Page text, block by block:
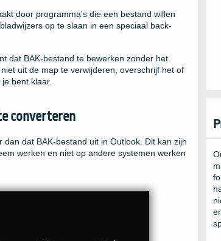
door programma's die een bestand willen
op te slaan in een speciaal back-
dat BAK-bestand te bewerken zonder het
uit de map te verwijderen, overschrijf het of
bent klaar.
converteren
dat BAK-bestand uit in Outlook. Dit kan zijn
werken en niet op andere systemen werken